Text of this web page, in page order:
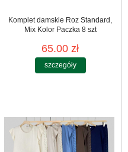
Komplet damskie Roz Standard,
Mix Kolor Paczka 8 szt
65.00 zł
szczegóły